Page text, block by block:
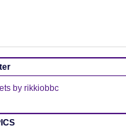
by rikkiobbc